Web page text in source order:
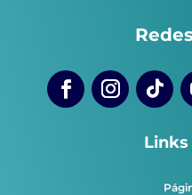
Links